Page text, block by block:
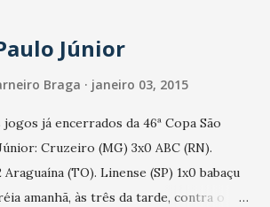
Júnior
Braga janeiro 03, 2015
já encerrados da 46ª Copa São
Cruzeiro (MG) 3x0 ABC (RN).
Araguaína (TO). Linense (SP) 1x0 babaçu
amanhã, às três da tarde, contra o